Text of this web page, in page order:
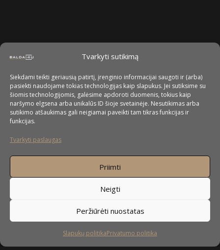
Tvarkyti sutikimą
Siekdami teikti geriausią patirtį, įrenginio informacijai saugoti ir (arba)
pasiekti naudojame tokias technologijas kaip slapukus. Jei sutiksime su
šiomis technologijomis, galėsime apdoroti duomenis, tokius kaip
naršymo elgsena arba unikalūs ID šioje svetainėje. Nesutikimas arba
sutikimo atšaukimas gali neigiamai paveikti tam tikras funkcijas ir
funkcijas.
Tvarkyti paslaugas
Priimti
Neigti
Peržiūrėti nuostatas
Slapukų politikaPrivatumo politika